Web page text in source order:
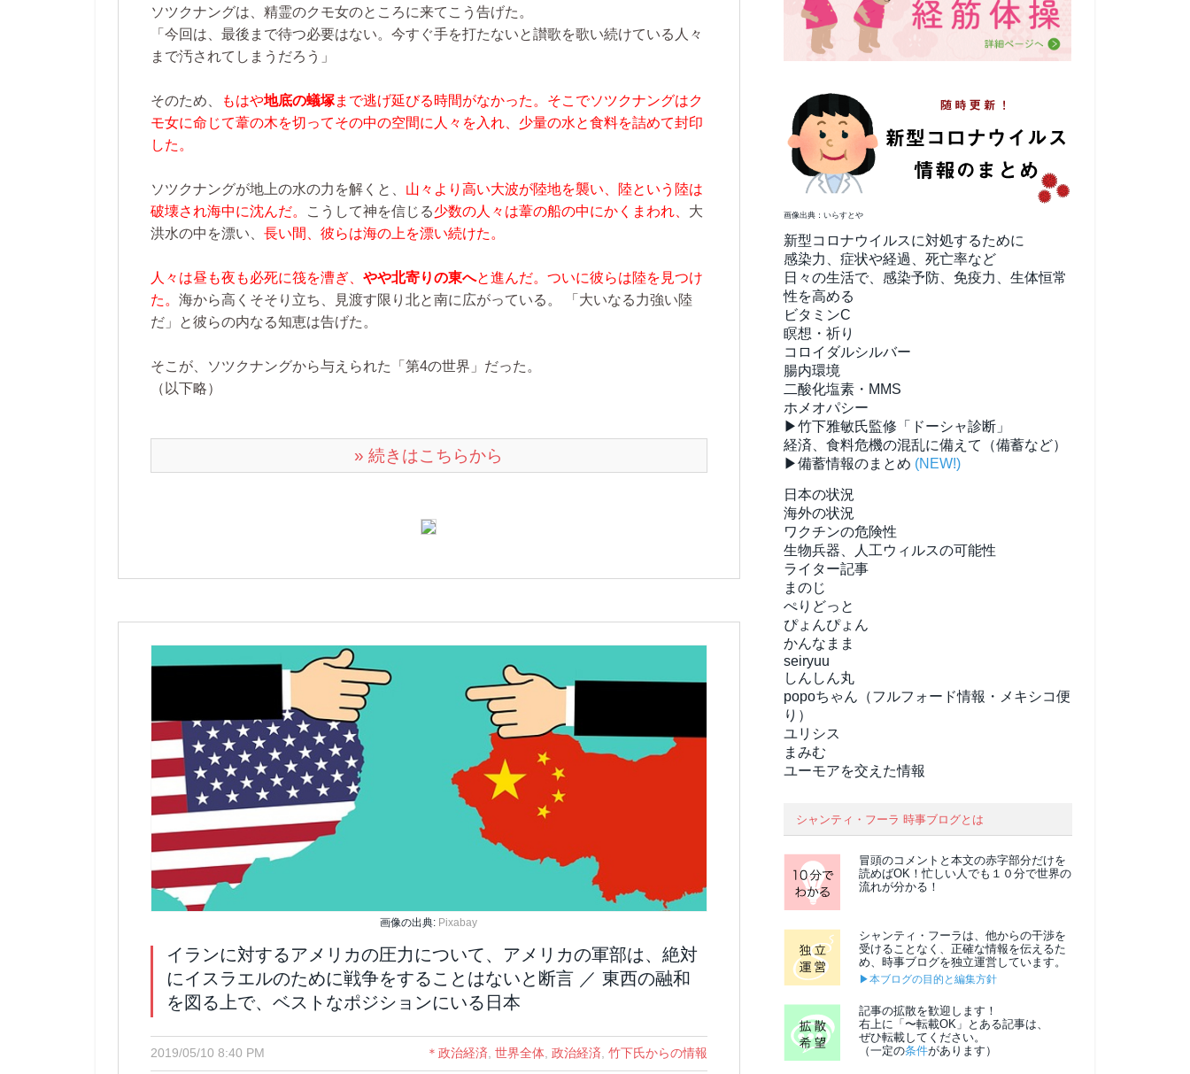
ソツクナングは、精霊のクモ女のところに来てこう告げた。
「今回は、最後まで待つ必要はない。今すぐ手を打たないと讃歌を歌い続けている人々
まで汚されてしまうだろう」
そのため、 もはや地底の蟻塚まで逃げ延びる時間がなかった。そこでソツクナングはク
モ女に命じて葦の木を切ってその中の空間に人々を入れ、少量の水と食料を詰めて封印
した。
ソツクナングが地上の水の力を解くと、 山々より高い大波が陸地を襲い、陸という陸は
破壊され海中に沈んだ。
こうして神を信じる少数の人々は葦の船の中にかくまわれ、 大
洪水の中を漂い、 長い間、彼らは海の上を漂い続けた。
人々は昼も夜も必死に筏を漕ぎ、 やや北寄りの東へと進んだ。ついに彼らは陸を見つけ
た。 海から高くそそり立ち、見渡す限り北と南に広がっている。 「大いなる力強い陸
だ」と彼らの内なる知恵は告げた。
そこが、ソツクナングから与えられた「第4の世界」だった。
（以下略）
» 続きはこちらから
画像の出典: Pixabay
イランに対するアメリカの圧力について、アメリカの軍部は、絶対
にイスラエルのために戦争をすることはないと断言 ／ 東西の融和
を図る上で、ベストなポジションにいる日本
2019/05/10 8:40 PM ＊政治経済 世界全体, 政治経済 竹下氏からの情報
画像出典：いらすとや
新型コロナウイルスに対処するために
感染力、症状や経過、死亡率など
日々の生活で、感染予防、免疫力、生体恒常
性を高める
ビタミンC
瞑想・祈り
コロイダルシルバー
腸内環境
二酸化塩素・MMS
ホメオパシー
▶竹下雅敏氏監修「ドーシャ診断」
経済、食料危機の混乱に備えて（備蓄など）
▶備蓄情報のまとめ (NEW!)
日本の状況
海外の状況
ワクチンの危険性
生物兵器、人工ウィルスの可能性
ライター記事
まのじ
ぺりどっと
ぴょんぴょん
かんなまま
seiryuu
しんしん丸
popoちゃん（フルフォード情報・メキシコ便
り）
ユリシス
まみむ
ユーモアを交えた情報
シャンティ・フーラ 時事ブログとは
冒頭のコメントと本文の赤字部分だけを
読めばOK！忙しい人でも１０分で世界の
流れが分かる！
シャンティ・フーラは、他からの干渉を
受けることなく、正確な情報を伝えるた
め、時事ブログを独立運営しています。
▶本ブログの目的と編集方針
記事の拡散を歓迎します！
右上に「〜転載OK」とある記事は、
ぜひ転載してください。
（一定の条件があります）